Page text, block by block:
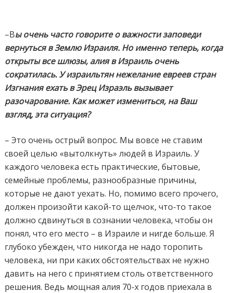
–Вы очень часто говорите о важности заповеди
вернуться в Землю Израиля. Но именно теперь, когда
открыты все шлюзы, алия в Израиль очень
сократилась. У израильтян нежелание евреев стран
Изгнания ехать в Эрец Израэль вызывает
разочарование. Как может измениться, на Ваш
взгляд, эта ситуация?
– Это очень острый вопрос. Мы вовсе не ставим
своей целью «вытолкнуть» людей в Израиль. У
каждого человека есть практические, бытовые,
семейные проблемы, разнообразные причины,
которые не дают уехать. Но, помимо всего прочего,
должен произойти какой-то щелчок, что-то такое
должно сдвинуться в сознании человека, чтобы он
понял, что его место – в Израиле и нигде больше. Я
глубоко убежден, что никогда не надо торопить
человека, ни при каких обстоятельствах не нужно
давить на него с принятием столь ответственного
решения. Ведь мощная алия 70-х годов приехала в